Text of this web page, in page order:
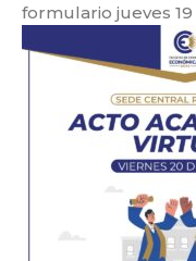
formulario jueves 19